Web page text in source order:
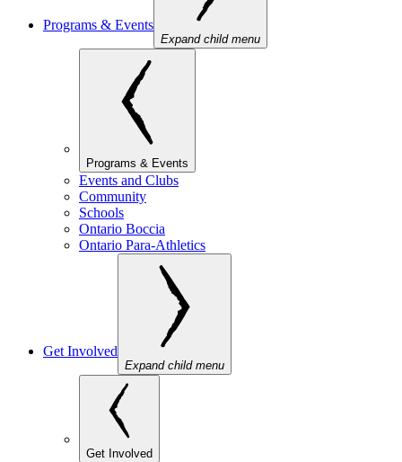
Programs & Events
Expand child menu
Programs & Events
Events and Clubs
Community
Schools
Ontario Boccia
Ontario Para-Athletics
Get Involved
Expand child menu
Get Involved